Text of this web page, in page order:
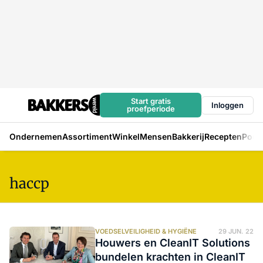
Start gratis
proefperiode
Inloggen
OndernemenAssortimentWinkelMensenBakkerijRecepten
haccp
VOEDSELVEILIGHEID & HYGIËNE 29 JUN. 22
Houwers en CleanIT Solutions
bundelen krachten in CleanIT